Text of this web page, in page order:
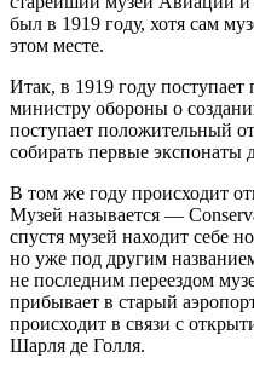
был в 1919 году, хотя сам
этом месте.
Итак, в 1919 году
министру обороны о
поступает положительный
собирать первые экспонаты
В том же году происходит
Музей называется —
спустя музей находит себе
но уже под другим
не последним переездом
прибывает в старый
происходит в связи с
Шарля де Голля.